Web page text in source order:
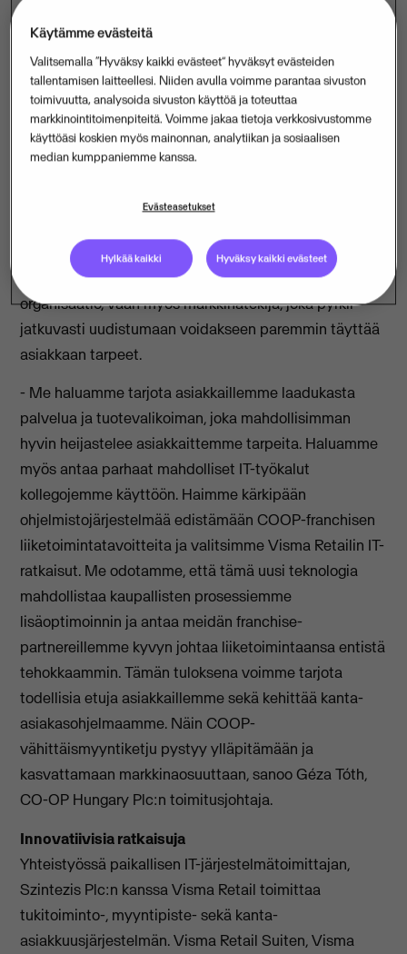
tarkoituksena on päivittää
vähittäiskauppajärjestelmänsä Visma Retailin IT-
ratkaisuilla; tällä päätöksellä se katsoo
panostavansa suoraan ostokokemuksen
parantamiseen.
Unkarissa, on valinnut Visma Retailin IT-ratkaisut
investoinnilla COOP todistaa jälleen kerran, ettei se ole
vain arvo-orientoitunut, perinteitä painottava
organisaatio, vaan myös markkinatekijä, joka pyrkii
jatkuvasti uudistumaan voidakseen paremmin täyttää
asiakkaan tarpeet.
- Me haluamme tarjota asiakkaillemme laadukasta
palvelua ja tuotevalikoiman, joka mahdollisimman
hyvin heijastelee asiakkaittemme tarpeita. Haluamme
myös antaa parhaat mahdolliset IT-työkalut
kollegojemme käyttöön. Haimme kärkipään
ohjelmistojärjestelmää edistämään COOP-franchisen
liiketoimintatavoitteita ja valitsimme Visma Retailin IT-
ratkaisut. Me odotamme, että tämä uusi teknologia
mahdollistaa kaupallisten prosessiemme
lisäoptimoinnin ja antaa meidän franchise-
partnereillemme kyvyn johtaa liiketoimintaansa entistä
tehokkaammin. Tämän tuloksena voimme tarjota
todellisia etuja asiakkaillemme sekä kehittää kanta-
asiakasohjelmaamme. Näin COOP-
vähittäismyyntiketju pystyy ylläpitämään ja
kasvattamaan markkinaosuuttaan, sanoo Géza Tóth,
CO-OP Hungary Plc:n toimitusjohtaja.
Innovatiivisia ratkaisuja
Yhteistyössä paikallisen IT-järjestelmätoimittajan,
Szintezis Plc:n kanssa Visma Retail toimittaa
tukitoiminto-, myyntipiste- sekä kanta-
asiakkuusjärjestelmän. Visma Retail Suiten, Visma
Käytämme evästeitä
Valitsemalla “Hyväksy kaikki evästeet” hyväksyt evästeiden
tallentamisen laitteellesi. Niiden avulla voimme parantaa sivuston
toimivuutta, analysoida sivuston käyttöä ja toteuttaa
markkinointitoimenpiteitä. Voimme jakaa tietoja verkkosivustomme
käyttöäsi koskien myös mainonnan, analytiikan ja sosiaalisen
median kumppaniemme kanssa.
Evästeasetukset
Hylkää kaikki Hyväksy kaikki evästeet